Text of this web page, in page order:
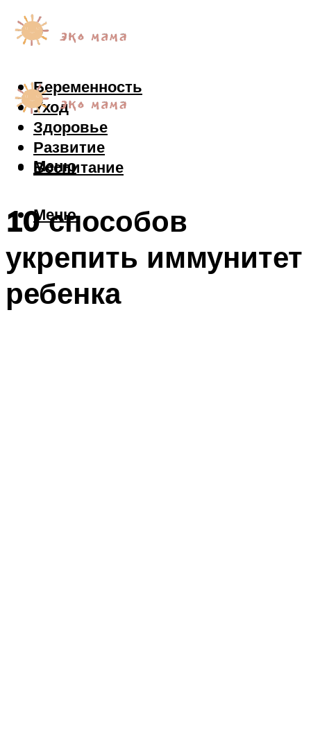
Беременность
Уход
Здоровье
Развитие
Воспитание
Меню
Меню
10 способов
укрепить иммунитет
ребенка